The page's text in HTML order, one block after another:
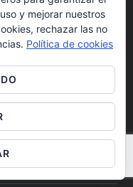
y mejorar nuestros
rechazar las no
Política de cookies